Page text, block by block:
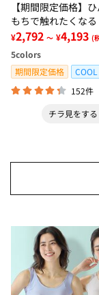
【期間限定価格】
もちで触れたくな
グ＜低反発・滑りに
冷感・防ダニ・カー
¥2,792 ～ ¥4,193 (
5colors
期間限定価格
COOL
152件
チラ見をする